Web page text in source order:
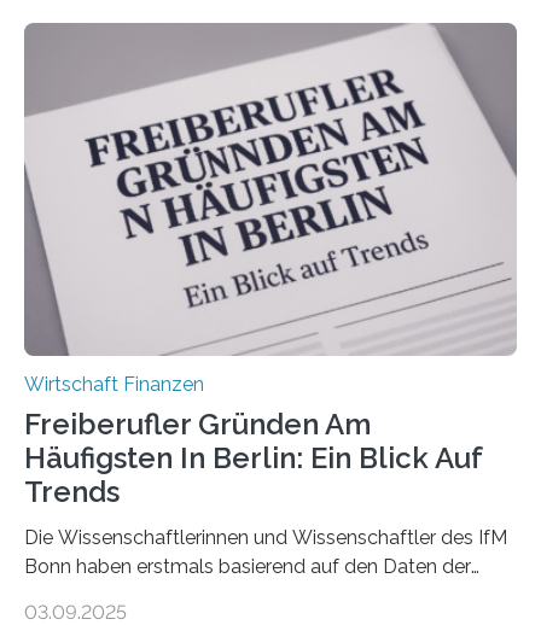
Bundesverbands Deutscher Versicherungskaufleute e.V.
durchgeführt haben. Die Studie basiert auf den
Antworten von 1.440 selbstständigen
Versicherungsvertreter*innen und -makler*innen. Ein
Ergebnis: Deutlich mehr als die Hälfte der Befragten ist
über 50 Jahre alt und wird in den nächsten Jahren eine
Nachfolgeregelung benötigen. Aber nur ein Drittel hat
bereits Regelungen…
Wirtschaft Finanzen
Freiberufler Gründen Am
Häufigsten In Berlin: Ein Blick Auf
Trends
Die Wissenschaftlerinnen und Wissenschaftler des IfM
Bonn haben erstmals basierend auf den Daten der
03.09.2025